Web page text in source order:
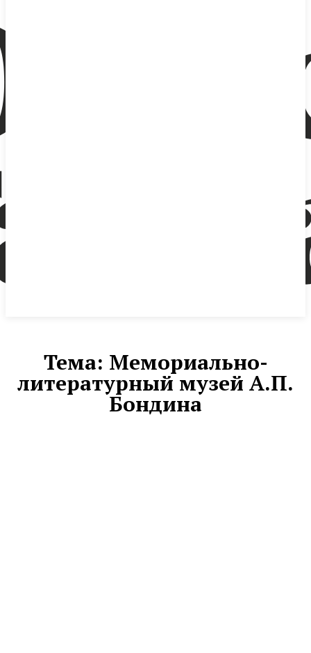
Тема: Мемориально-
литературный музей А.П.
Бондина